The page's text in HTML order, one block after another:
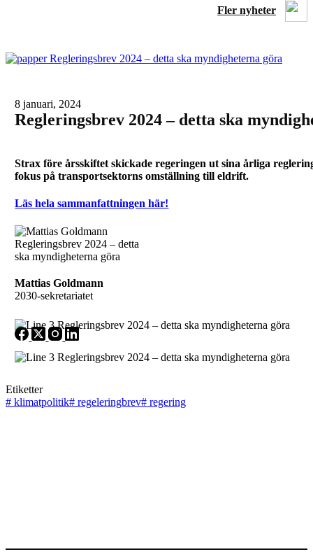
Fler nyheter
8 januari, 2024
Regleringsbrev 2024 – detta ska
Strax före årsskiftet skickade regeringen ut sina årliga
fokus på transportsektorns omställning till eldrift.
Läs hela sammanfattningen här!
Mattias Goldmann
2030-sekretariatet
Etiketter
# klimatpolitik# regeleringbrev# regering